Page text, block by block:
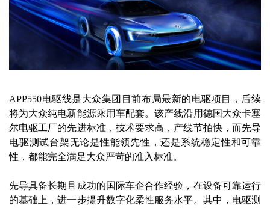
APP550电驱线是大众集团目前布局最新的电驱项目，后续
将为大众纯电新能源乘用车配套。该产线沿用德国大众卡塞
尔电驱工厂的先进标准，技术要求高，产线节拍快，而先导
电驱测试台架无论是性能领先性，还是系统稳定性和可靠
性，都能完全满足大众严苛的准入标准。
先导具备长期且成功的国际车企合作经验，在设备可靠运行
的基础上，进一步提升数字化柔性服务水平。其中，电驱测